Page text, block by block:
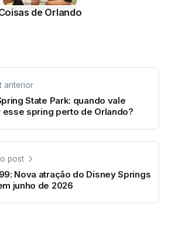
de Orlando
anterior
State Park: quando vale
esse spring perto de Orlando?
post
Nova atração do Disney Springs
junho de 2026